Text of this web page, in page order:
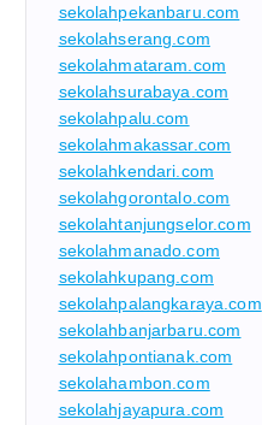
sekolahpekanbaru.com
sekolahserang.com
sekolahmataram.com
sekolahsurabaya.com
sekolahpalu.com
sekolahmakassar.com
sekolahkendari.com
sekolahgorontalo.com
sekolahtanjungselor.com
sekolahmanado.com
sekolahkupang.com
sekolahpalangkaraya.com
sekolahbanjarbaru.com
sekolahpontianak.com
sekolahambon.com
sekolahjayapura.com